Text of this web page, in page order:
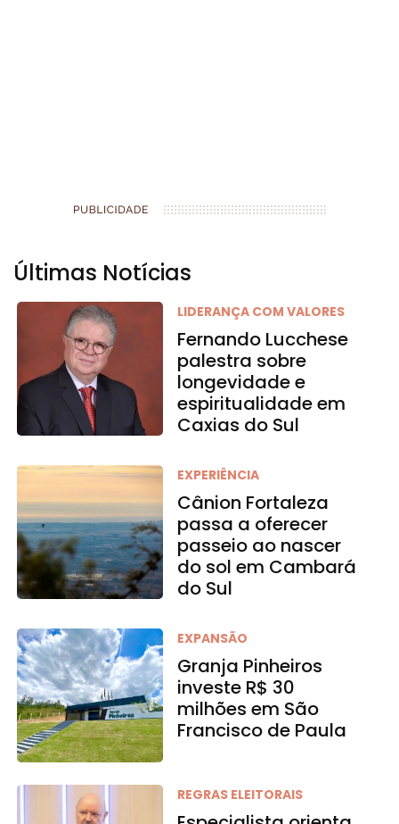
Últimas Notícias
LIDERANÇA COM VALORES
Fernando Lucchese
palestra sobre
longevidade e
espiritualidade em
Caxias do Sul
EXPERIÊNCIA
Cânion Fortaleza
passa a oferecer
passeio ao nascer
do sol em Cambará
do Sul
EXPANSÃO
Granja Pinheiros
investe R$ 30
milhões em São
Francisco de Paula
REGRAS ELEITORAIS